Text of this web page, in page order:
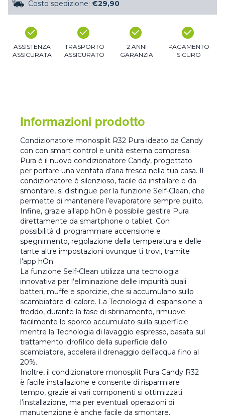
Costo spedizione: €29,90
ASSISTENZA
ASSICURATA
TRASPORTO
ASSICURATO
2 ANNI
GARANZIA
PAGAMENTO
SICURO
Informazioni prodotto
Condizionatore monosplit R32 Pura ideato da Candy
con con smart control e unità esterna compresa.
Pura è il nuovo condizionatore Candy, progettato
per portare una ventata d’aria fresca nella tua casa. Il
condizionatore è silenzioso, facile da installare e da
smontare, si distingue per la funzione Self-Clean, che
permette di mantenere l’evaporatore sempre pulito.
Infine, grazie all'app hOn è possibile gestire Pura
direttamente da smartphone o tablet. Con
possibilità di programmare accensione e
spegnimento, regolazione della temperatura e delle
tante altre impostazioni ovunque ti trovi, tramite
l'app hOn.
La funzione Self-Clean utilizza una tecnologia
innovativa per l’eliminazione delle impurità quali
batteri, muffe e sporcizie, che si accumulano sullo
scambiatore di calore. La Tecnologia di espansione a
freddo, durante la fase di sbrinamento, rimuove
facilmente lo sporco accumulato sulla superficie
mentre la Tecnologia di lavaggio espresso, basata sul
trattamento idrofilico della superficie dello
scambiatore, accelera il drenaggio dell’acqua fino al
20%.
Inoltre, il condizionatore monosplit Pura Candy R32
è facile installazione e consente di risparmiare
tempo, grazie ai vari componenti si ottimizzati
l’installazione, ma per eventuali operazioni di
manutenzione è anche facile da smontare.